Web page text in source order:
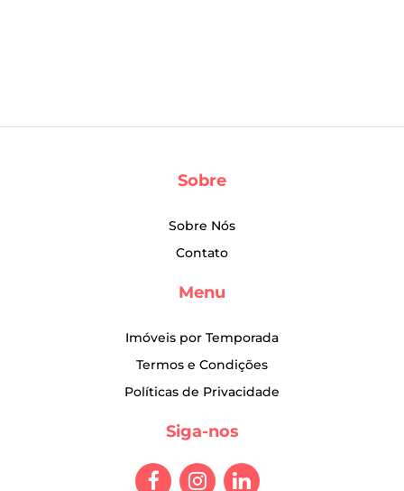
Sobre
Sobre Nós
Contato
Menu
Imóveis por Temporada
Termos e Condições
Políticas de Privacidade
Siga-nos